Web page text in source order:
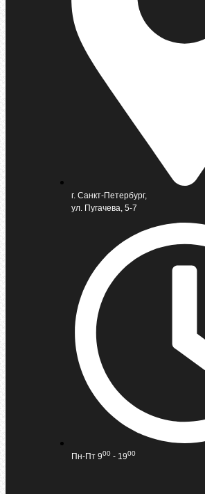
г. Санкт-Петербург,
ул. Пугачева, 5-7
Пн-Пт 900 - 1900